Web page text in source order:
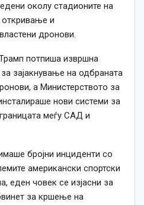
околу стадионите на
откривање и
дронови.
потпиша извршна
зајакнување на одбраната
а Министерството за
нови системи за
меѓу САД и
бројни инциденти со
американски спортски
еден човек се изјасни за
за кршење на